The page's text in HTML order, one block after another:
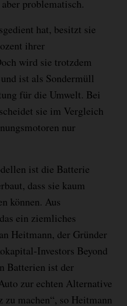
problematisch.
hat, besitzt sie
ihrer
wird sie trotzdem
ist als Sondermüll
für die Umwelt. Bei
sie im Vergleich
nur
ist die Batterie
dass sie kaum
können. Aus
ein ziemliches
Heitmann, der Gründer
Investors Beyond
Batterien ist der
zur echten Alternative
machen“, so Heitmann